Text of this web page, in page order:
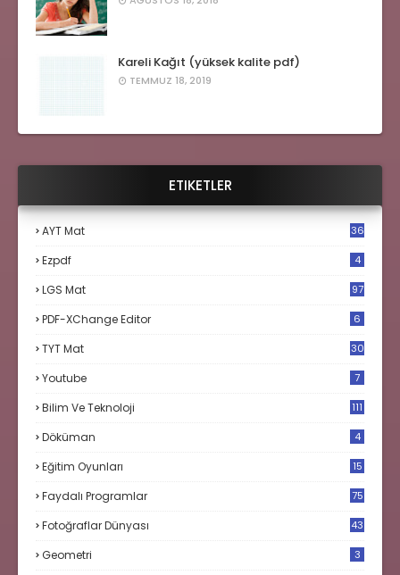
Kareli Kağıt (yüksek kalite pdf)
TEMMUZ 18, 2019
ETIKETLER
AYT Mat 36
Ezpdf 4
LGS Mat 97
PDF-XChange Editor 6
TYT Mat 30
Youtube 7
Bilim Ve Teknoloji 111
Döküman 4
Eğitim Oyunları 15
Faydalı Programlar 75
Fotoğraflar Dünyası 43
Geometri 3